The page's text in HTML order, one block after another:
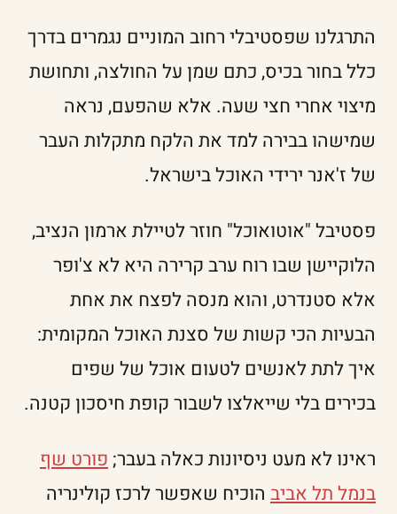
התרגלנו שפסטיבלי רחוב המוניים נגמרים בדרך
כלל בחור בכיס, כתם שמן על החולצה, ותחושת
מיצוי אחרי חצי שעה. אלא שהפעם, נראה
שמישהו בבירה למד את הלקח מתקלות העבר
של ז'אנר ירידי האוכל בישראל.
פסטיבל "אוטואוכל" חוזר לטיילת ארמון הנציב,
הלוקיישן שבו רוח ערב קרירה היא לא צ'ופר
אלא סטנדרט, והוא מנסה לפצח את אחת
הבעיות הכי קשות של סצנת האוכל המקומית:
איך לתת לאנשים לטעום אוכל של שפים
בכירים בלי שייאלצו לשבור קופת חיסכון קטנה.
ראינו לא מעט ניסיונות כאלה בעבר;פורט שף
בנמל תל אביב הוכיח שאפשר לרכז קולינריה